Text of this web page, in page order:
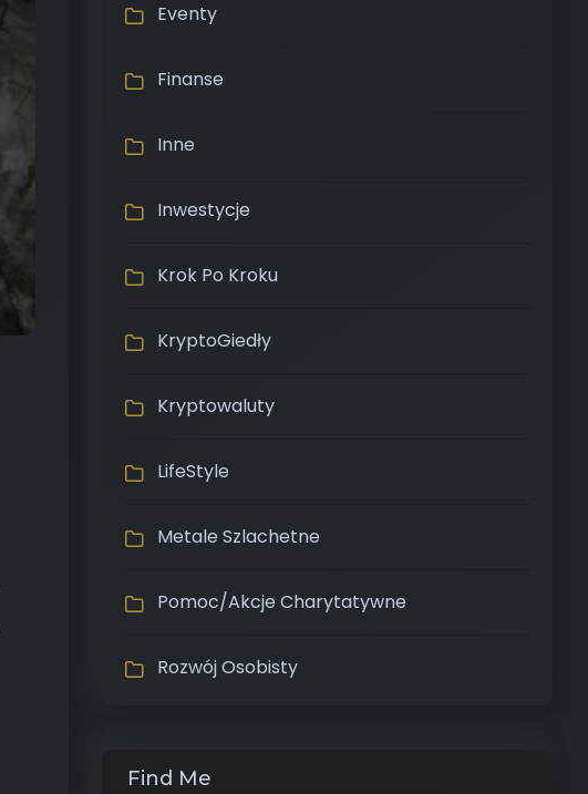
Eventy
Finanse
Inne
Inwestycje
Krok Po Kroku
KryptoGiedły
Kryptowaluty
LifeStyle
Metale Szlachetne
Pomoc/Akcje Charytatywne
Rozwój Osobisty
Find Me